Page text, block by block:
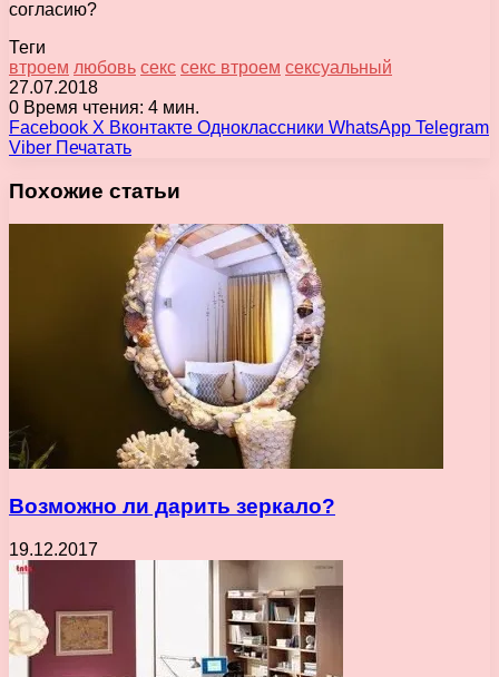
согласию?
Теги
втроем любовь секс секс втроем сексуальный
27.07.2018
0 Время чтения: 4 мин.
Facebook X Вконтакте Одноклассники WhatsApp Telegram
Viber Печатать
Похожие статьи
Возможно ли дарить зеркало?
19.12.2017